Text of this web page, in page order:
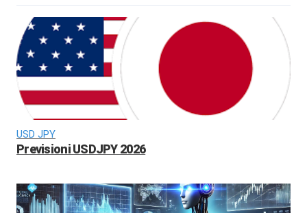
USD JPY
Previsioni USDJPY 2026